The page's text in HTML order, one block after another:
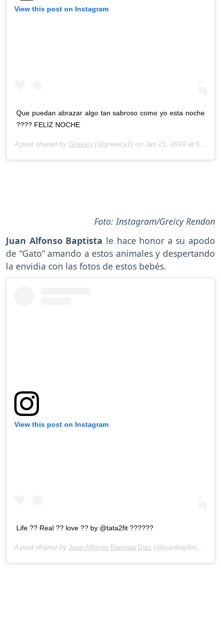
View this post on Instagram
Que puedan abrazar algo tan sabroso como yo esta noche
???? FELIZ NOCHE
A post shared by Greeicy (@greeicy1) on Jan 21, 2019 at 6:17pm PST
Foto: Instagram/Greicy Rendon
Juan Alfonso Baptista le hace honor a su apodo
de “Gato” amando a estos animales y despertando
la envidia con las fotos de estos bebés.
View this post on Instagram
Life ?? Real ?? love ?? by @tata2fit ??????
A post shared by Juan Alfonso Baptista Diaz (@juanbaptistad) on